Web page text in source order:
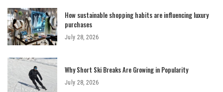
How sustainable shopping habits are influencing luxury
purchases
July 28, 2026
Why Short Ski Breaks Are Growing in Popularity
July 28, 2026